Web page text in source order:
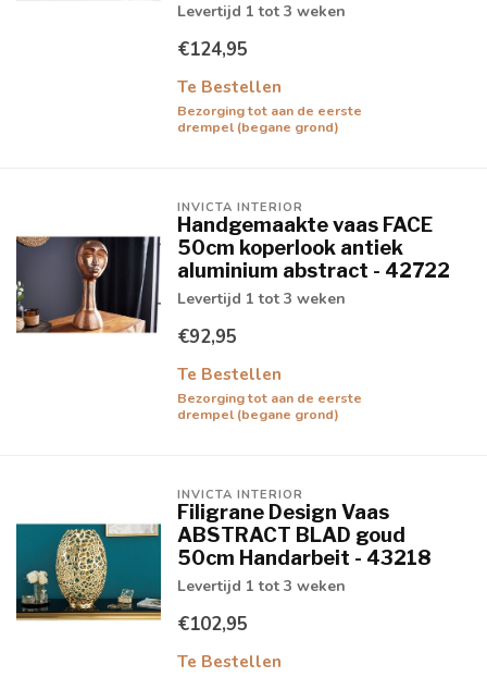
Levertijd 1 tot 3 weken
€124,95
Te Bestellen
Bezorging tot aan de eerste
drempel (begane grond)
INVICTA INTERIOR
Handgemaakte vaas FACE
50cm koperlook antiek
aluminium abstract - 42722
Levertijd 1 tot 3 weken
€92,95
Te Bestellen
Bezorging tot aan de eerste
drempel (begane grond)
INVICTA INTERIOR
Filigrane Design Vaas
ABSTRACT BLAD goud
50cm Handarbeit - 43218
Levertijd 1 tot 3 weken
€102,95
Te Bestellen